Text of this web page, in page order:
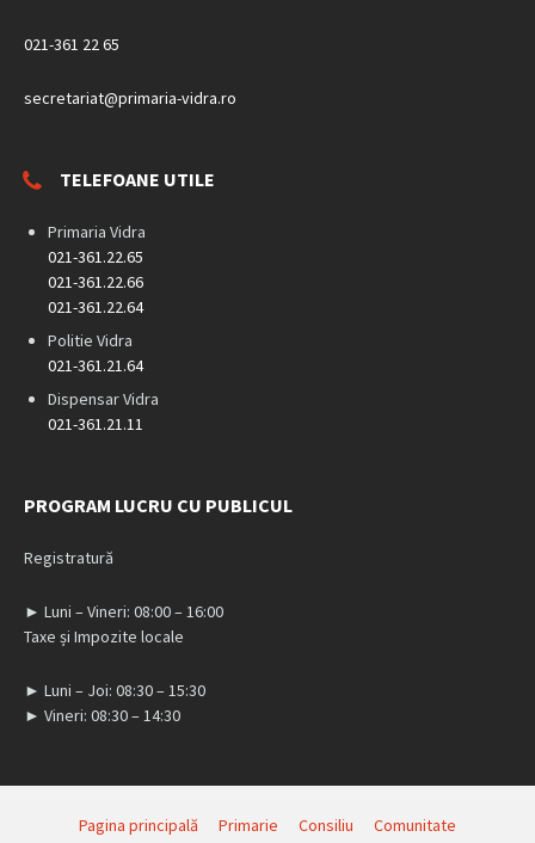
021-361 22 65
secretariat@primaria-vidra.ro
TELEFOANE UTILE
Primaria Vidra
021-361.22.65
021-361.22.66
021-361.22.64
Politie Vidra
021-361.21.64
Dispensar Vidra
021-361.21.11
PROGRAM LUCRU CU PUBLICUL
Registratură
► Luni – Vineri: 08:00 – 16:00
Taxe și Impozite locale
► Luni – Joi: 08:30 – 15:30
► Vineri: 08:30 – 14:30
Pagina principală Primarie Consiliu
Comunitate